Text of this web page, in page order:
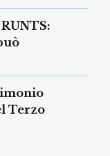
Terzo